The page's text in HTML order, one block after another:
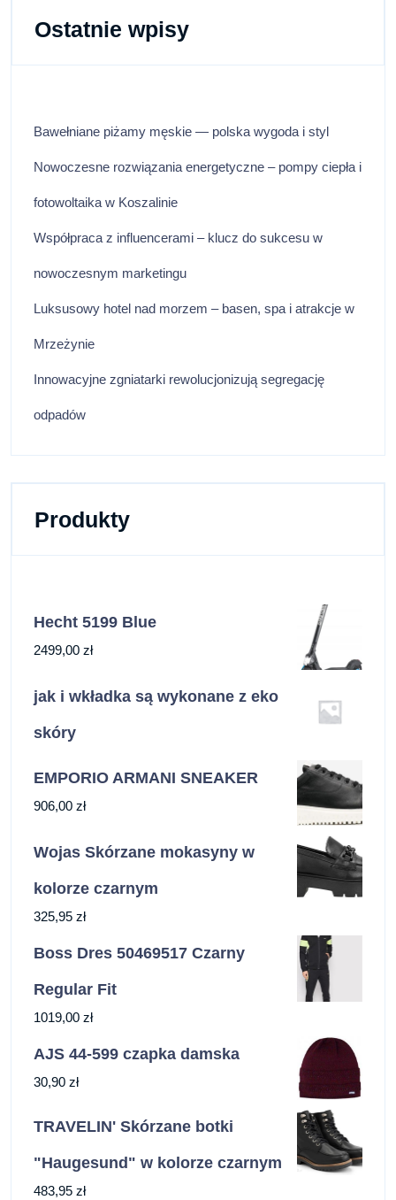
Ostatnie wpisy
Bawełniane piżamy męskie — polska wygoda i styl
Nowoczesne rozwiązania energetyczne – pompy ciepła i
fotowoltaika w Koszalinie
Współpraca z influencerami – klucz do sukcesu w
nowoczesnym marketingu
Luksusowy hotel nad morzem – basen, spa i atrakcje w
Mrzeżynie
Innowacyjne zgniatarki rewolucjonizują segregację
odpadów
Produkty
Hecht 5199 Blue
2499,00 zł
jak i wkładka są wykonane z eko
skóry
EMPORIO ARMANI SNEAKER
906,00 zł
Wojas Skórzane mokasyny w
kolorze czarnym
325,95 zł
Boss Dres 50469517 Czarny
Regular Fit
1019,00 zł
AJS 44-599 czapka damska
30,90 zł
TRAVELIN' Skórzane botki
"Haugesund" w kolorze czarnym
483,95 zł